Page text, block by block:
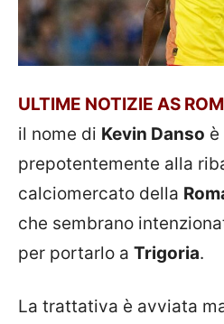
ULTIME NOTIZIE AS
il nome di Kevin Danso
prepotentemente alla
calciomercato della
che sembrano
per portarlo a Trigoria.
La trattativa è avviata